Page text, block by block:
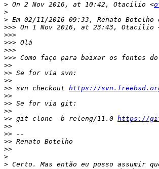
> On 2 Nov 2016, at 10:42, Otacílio <
>
>
>>> On 1 Nov 2016, at 23:43, Otacílio
>>>
>>>
>>>
>>>
>>
>>
>>
>> svn checkout https://
>>
>>
>>
>> git clone -b releng/11.0 https://
>>
>>
>>
>>
>
> Certo. Mas então eu posso assumir